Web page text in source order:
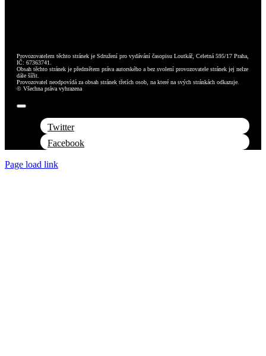
Provozovatelem těchto stránek je Sdružení pro vydávání časopisu Loutkář, Celetná 595/17 Praha,
IČ: 67363741.
Obsah těchto stránek je předmětem práva autorského a bez svolení provozovatele stránek jej nelze
dále šířit.
Provozovatel neodpovídá za obsah stránek třetích osob, na které na svých stránkách odkazuje.
© Všechna práva vyhrazena
Toggle
Navigation
Twitter
Facebook
Page load link